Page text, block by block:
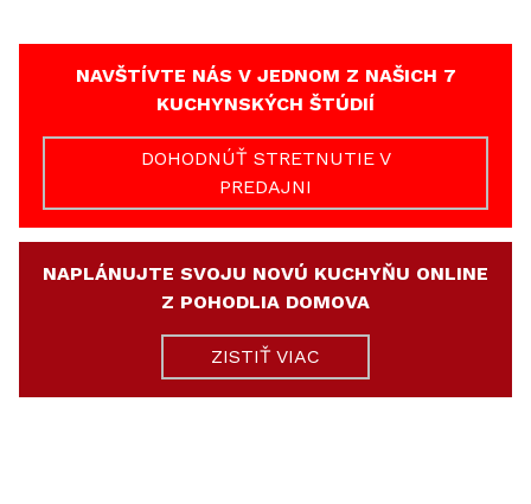
NAVŠTÍVTE NÁS V JEDNOM Z NAŠICH 7
KUCHYNSKÝCH ŠTÚDIÍ
DOHODNÚŤ STRETNUTIE V
PREDAJNI
NAPLÁNUJTE SVOJU NOVÚ KUCHYŇU ONLINE
Z POHODLIA DOMOVA
ZISTIŤ VIAC